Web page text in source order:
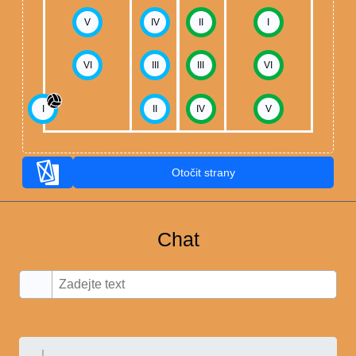
V IV
VI
II I
VI
IV V
Otočit strany
Chat